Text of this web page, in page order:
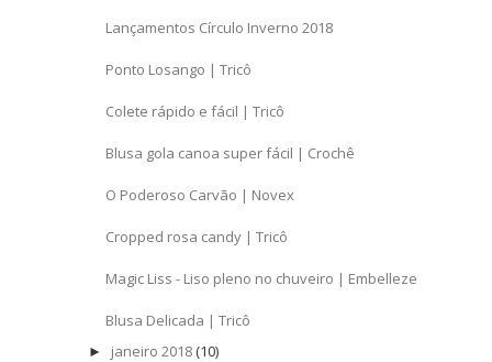
Lançamentos Círculo Inverno 2018
Ponto Losango | Tricô
Colete rápido e fácil | Tricô
Blusa gola canoa super fácil | Crochê
O Poderoso Carvão | Novex
Cropped rosa candy | Tricô
Magic Liss - Liso pleno no chuveiro | Embelleze
Blusa Delicada | Tricô
► janeiro 2018 (10)